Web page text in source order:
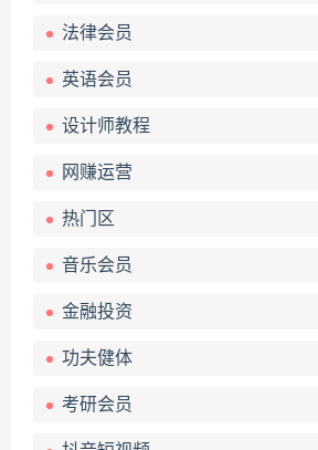
法律会员
英语会员
设计师教程
网赚运营
热门区
音乐会员
金融投资
功夫健体
考研会员